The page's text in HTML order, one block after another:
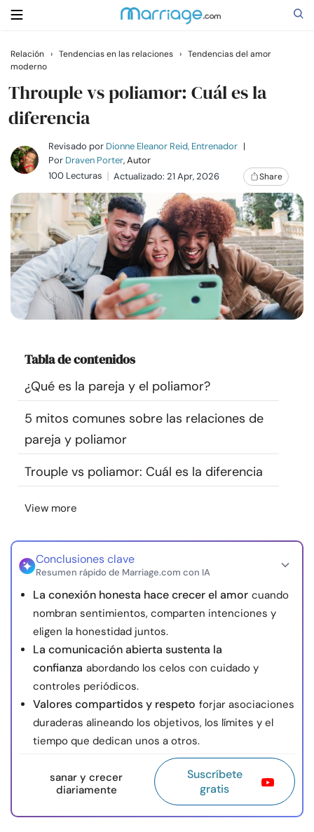
Buscar
Casarse
Relaciones
Familia
Ayuda
Cursos
Encuentra un terapeuta
Idioma
Sobre nosotros
Relación › Tendencias en las relaciones › Tendencias del amor
moderno
Throuple vs poliamor: Cuál es la
diferencia
Revisado por Dionne Eleanor Reid, Entrenador |
Por Draven Porter, Autor
100 Lecturas
Actualizado: 21 Apr, 2026 Share
Tabla de contenidos
¿Qué es la pareja y el poliamor?
5 mitos comunes sobre las relaciones de
pareja y poliamor
Trouple vs poliamor: Cuál es la diferencia
View more
Conclusiones clave
Resumen rápido de Marriage.com con IA
La conexión honesta hace crecer el amor cuando
nombran sentimientos, comparten intenciones y
eligen la honestidad juntos.
La comunicación abierta sustenta la
confianza abordando los celos con cuidado y
controles periódicos.
Valores compartidos y respeto forjar asociaciones
duraderas alineando los objetivos, los límites y el
tiempo que dedican unos a otros.
sanar y crecer
diariamente
Suscríbete
gratis